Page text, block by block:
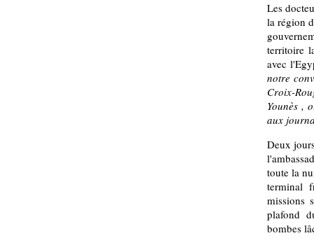
Les
la région
territoire
avec
notre
Croix-
Younès ,
aux
Deux
toute la
terminal
missions
plafond
bombes